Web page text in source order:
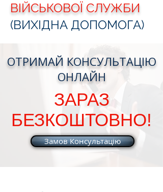
ВІЙСЬКОВОЇ СЛУЖБИ
(ВИХІДНА ДОПОМОГА)
ОТРИМАЙ КОНСУЛЬТАЦІЮ
ОНЛАЙН
ЗАРАЗ
БЕЗКОШТОВНО!
Замов Консультацію